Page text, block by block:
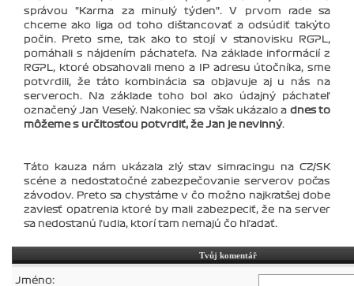
správou "Karma za minulý týden". V prvom rade sa
chceme ako liga od toho dištancovať a odsúdiť takýto
počin. Preto sme, tak ako to stojí v stanovisku RGPL,
pomáhali s nájdením páchateľa. Na základe informácií z
RGPL, ktoré obsahovali meno a IP adresu útočníka, sme
potvrdili, že táto kombinácia sa objavuje aj u nás na
serveroch. Na základe toho bol ako údajný páchateľ
označený Jan Veselý. Nakoniec sa však ukázalo a dnes to
môžeme s určitosťou potvrdiť, že Jan je nevinný.
Táto kauza nám ukázala zlý stav simracingu na CZ/SK
scéne a nedostatočné zabezpečovanie serverov počas
závodov. Preto sa chystáme v čo možno najkratšej dobe
zaviesť opatrenia ktoré by mali zabezpeciť, že na server
sa nedostanú ľudia, ktorí tam nemajú čo hľadať.
Tvůj komentář
Jméno: